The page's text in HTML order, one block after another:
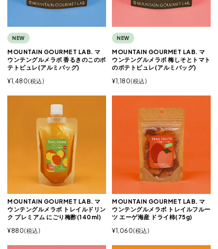
NEW
MOUNTAIN GOURMET LAB. マ
ウンテングルメラボ 香るきのこのポ
テトピュレ(アルミバッグ)
¥1,480 税込
NEW
MOUNTAIN GOURMET LAB. マ
ウンテングルメラボ 梅しそとトマト
のポテトピュレ(アルミバッグ)
¥1,180 税込
MOUNTAIN GOURMET LAB. マ
ウンテングルメラボ トレイルドリン
ク プレミアム にごり梅酢(140ml)
¥880 税込
MOUNTAIN GOURMET LAB. マ
ウンテングルメラボ トレイルフルー
ツ エーゲ海産 ドライ柿(75g)
¥1,060 税込